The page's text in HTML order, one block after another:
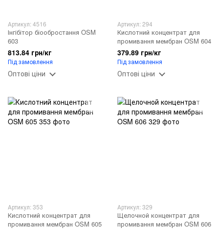
Артикул: 4516
Інгібітор біообростання OSM
603
813.84 грн/кг
Під замовлення
Оптові ціни
Артикул: 294
Кислотний концентрат для
промивання мембран OSM 604
379.89 грн/кг
Під замовлення
Оптові ціни
Артикул: 353
Кислотний концентрат для
промивання мембран OSM 605
Артикул: 329
Щелочной концентрат для
промивання мембран OSM 606